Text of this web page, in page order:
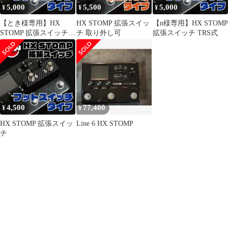
¥5,000
【とき様専用】HX
STOMP 拡張スイッチ
TRS式
¥5,500
HX STOMP 拡張スイッ
チ 取り外し可
¥5,000
【n様専用】HX STOMP
拡張スイッチ TRS式
¥4,500
HX STOMP 拡張スイッ
チ
¥77,400
Line 6 HX STOMP